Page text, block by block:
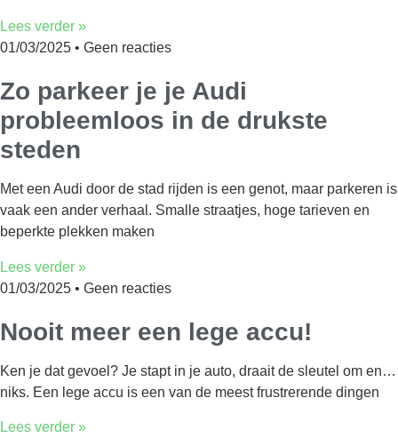
Lees verder »
01/03/2025
Geen reacties
Zo parkeer je je Audi
probleemloos in de drukste
steden
Met een Audi door de stad rijden is een genot, maar parkeren is
vaak een ander verhaal. Smalle straatjes, hoge tarieven en
beperkte plekken maken
Lees verder »
01/03/2025
Geen reacties
Nooit meer een lege accu!
Ken je dat gevoel? Je stapt in je auto, draait de sleutel om en…
niks. Een lege accu is een van de meest frustrerende dingen
Lees verder »